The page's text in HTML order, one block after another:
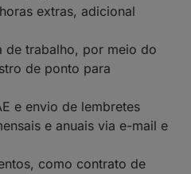
extras, adicional
de trabalho, por meio do
de ponto para
e envio de lembretes
e anuais via e-mail e
como contrato de